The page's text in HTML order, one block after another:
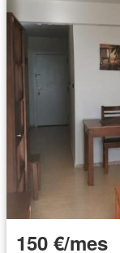
150 €/mes